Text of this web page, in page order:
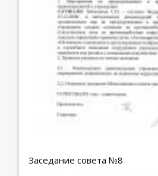
Заседание совета №8